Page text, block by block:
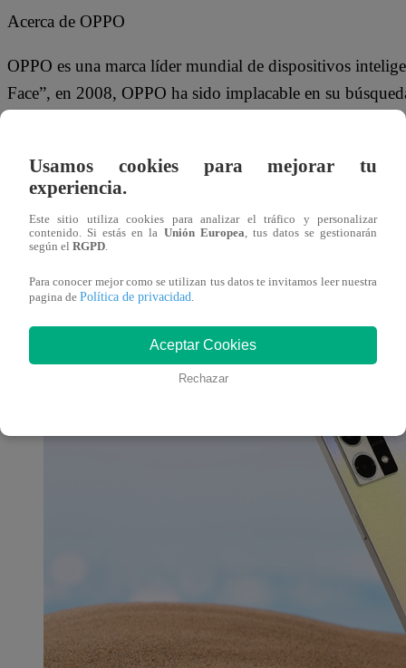
Acerca de OPPO
OPPO es una marca líder mundial de dispositivos
Face”, en 2008, OPPO ha sido implacable en su
innovadora. Hoy, OPPO ofrece una amplia gama de
Cloud y OPPO+. OPPO tiene presencia en más de 60
vida mejor para los clientes de todo el mundo.
Usamos cookies para mejorar tu
experiencia.
Este sitio utiliza cookies para analizar el tráfico y personalizar
contenido. Si estás en la Unión Europea , tus datos se gestionarán
según el RGPD
Para conocer mejor como se utilizan tus datos te invitamos leer nuestra
pagina de Política de privacidad
Aceptar Cookies
Rechazar